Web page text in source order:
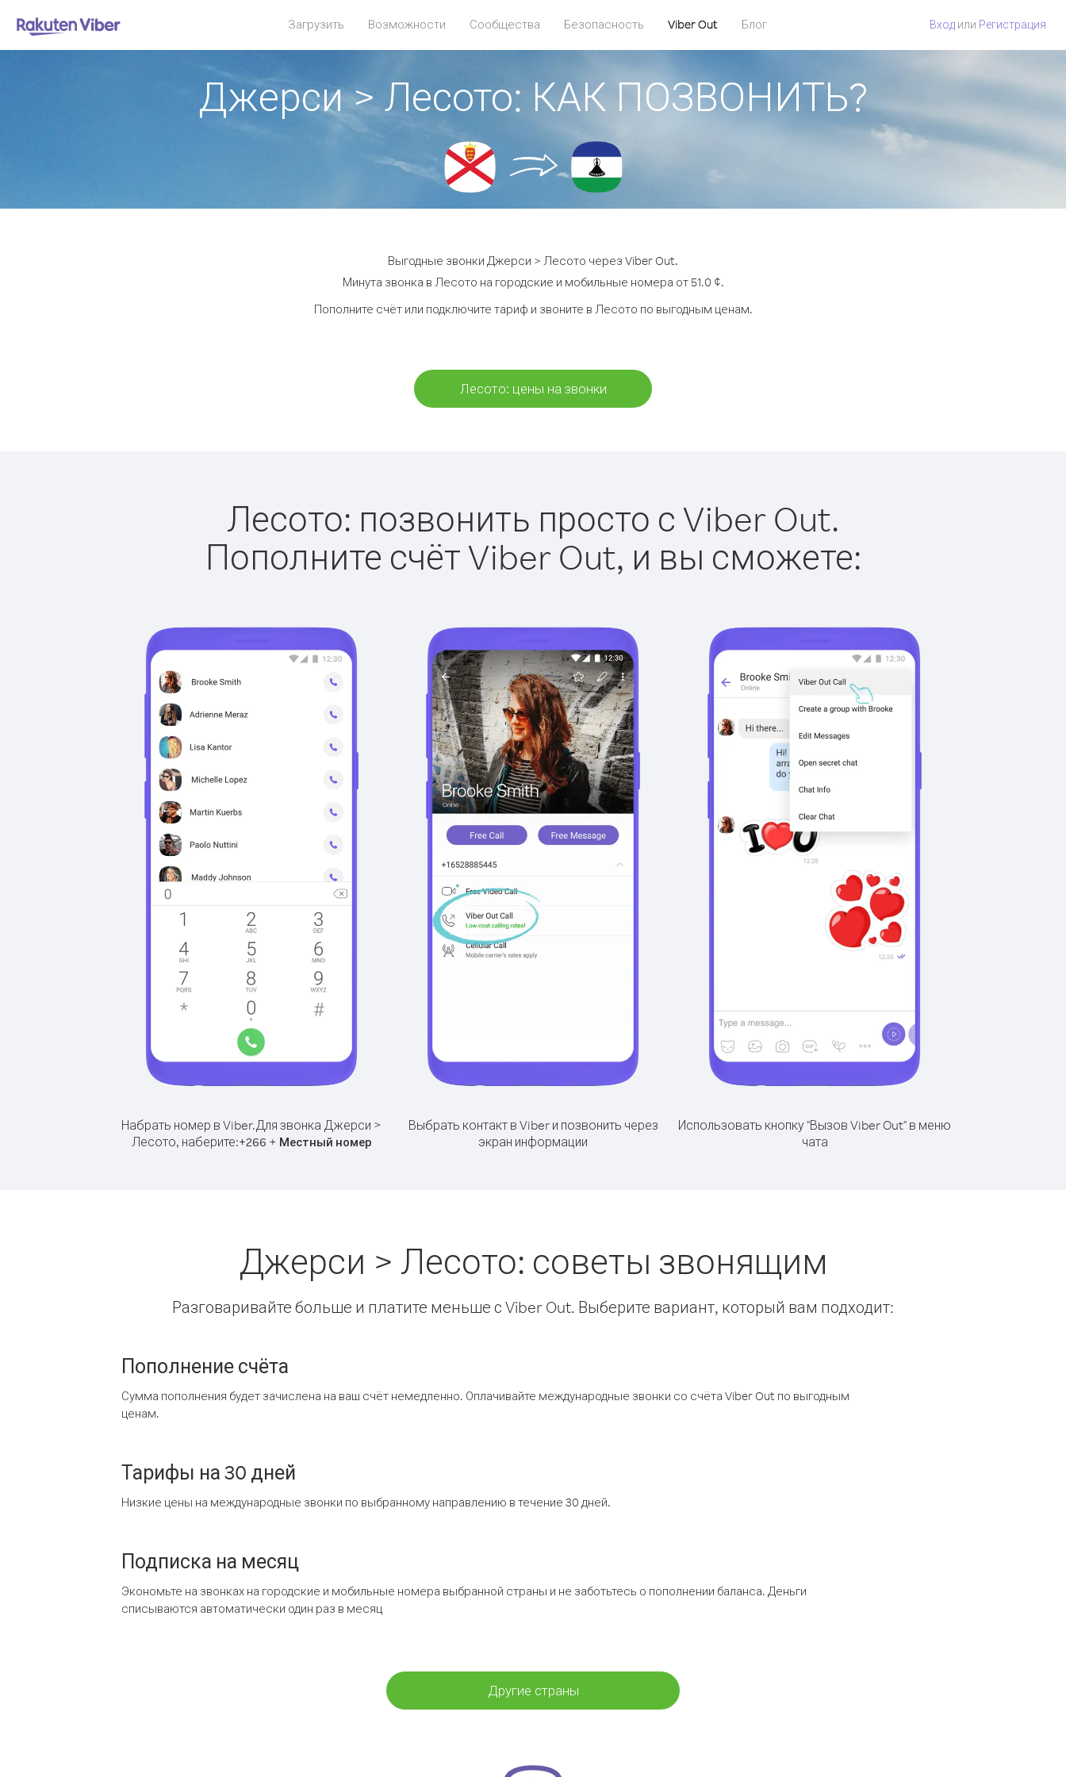
Загрузить Возможности Сообщества Безопасность Viber Out Блог Вход или Регистрация
Джерси > Лесото: КАК ПОЗВОНИТЬ?
Выгодные звонки Джерси > Лесото через Viber Out.
Минута звонка в Лесото на городские и мобильные номера от 51.0 ¢.
Пополните счёт или подключите тариф и звоните в Лесото по выгодным ценам.
Лесото: цены на звонки
Лесото: позвонить просто с Viber Out.
Пополните счёт Viber Out, и вы сможете:
Набрать номер в Viber.Для звонка Джерси >
Лесото, наберите:+266 + Местный номер
Выбрать контакт в Viber и позвонить через
экран информации
Использовать кнопку "Вызов Viber Out" в меню
чата
Джерси > Лесото: советы звонящим
Разговаривайте больше и платите меньше с Viber Out. Выберите вариант, который вам подходит:
Пополнение счёта
Сумма пополнения будет зачислена на ваш счёт немедленно. Оплачивайте международные звонки со счёта Viber Out по выгодным
ценам.
Тарифы на 30 дней
Низкие цены на международные звонки по выбранному направлению в течение 30 дней.
Подписка на месяц
Экономьте на звонках на городские и мобильные номера выбранной страны и не заботьтесь о пополнении баланса. Деньги
списываются автоматически один раз в месяц
Другие страны